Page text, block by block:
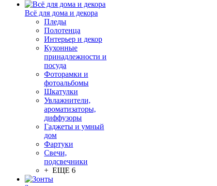
Всё для дома и декора
Пледы
Полотенца
Интерьер и декор
Кухонные
принадлежности и
посуда
Фоторамки и
фотоальбомы
Шкатулки
Увлажнители,
ароматизаторы,
диффузоры
Гаджеты и умный
дом
Фартуки
Свечи,
подсвечники
+ ЕЩЕ 6